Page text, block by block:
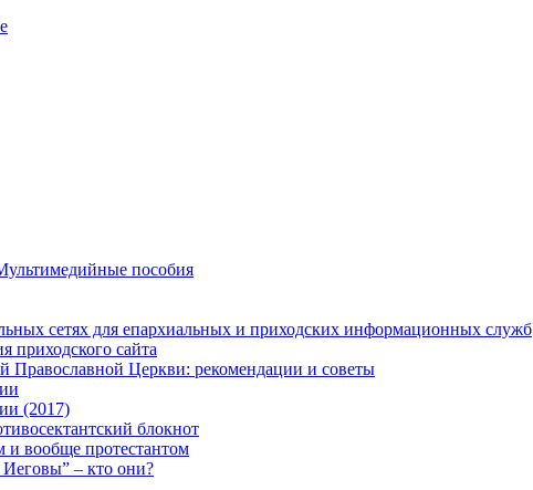
пособия
сетях для епархиальных и приходских информационных служб
приходского сайта
Православной Церкви: рекомендации и советы
(2017)
блокнот
и вообще протестантом
– кто они?